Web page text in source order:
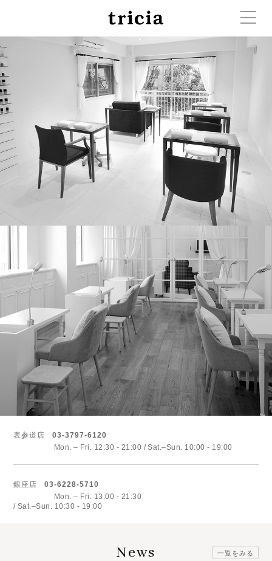
表参道店
03-3797-6120
Mon. – Fri. 12:30 - 21:00
Sat.–Sun. 10:00 - 19:00
銀座店
03-6228-5710
Mon. – Fri. 13:00 - 21:30
Sat.–Sun. 10:30 - 19:00
News 一覧をみる